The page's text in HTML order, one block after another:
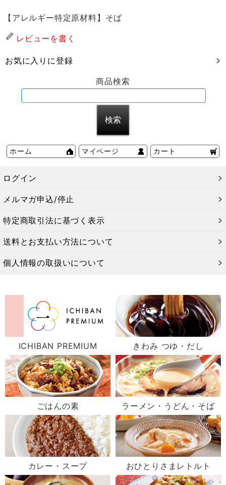
【アレルギー特定原材料】そば
レビューを書く
お気に入りに登録
商品検索
ホーム マイページ カート
ログイン
メルマガ申込/停止
特定商取引法に基づく表示
送料とお支払い方法について
個人情報の取扱いについて
ICHIBAN PREMIUM きわみ つゆ・だし
ごはんの素 ラーメン・うどん・そば
カレー・スープ おひとりさまレトルト